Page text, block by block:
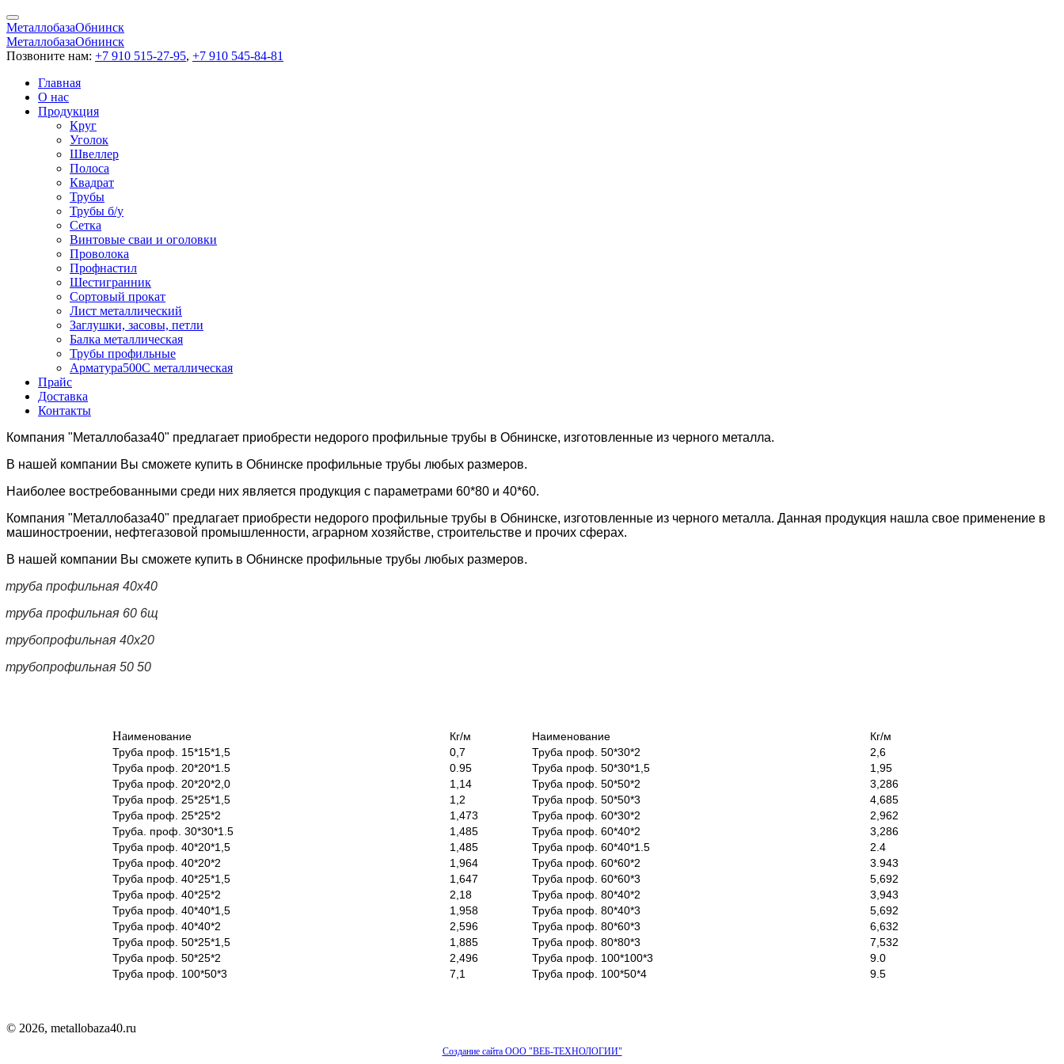
МеталлобазаОбнинск
МеталлобазаОбнинск
Позвоните нам: +7 910 515-27-95, +7 910 545-84-81
Главная
О нас
Продукция
Круг
Уголок
Швеллер
Полоса
Квадрат
Трубы
Трубы б/у
Сетка
Винтовые сваи и оголовки
Проволока
Профнастил
Шестигранник
Сортовый прокат
Лист металлический
Заглушки, засовы, петли
Балка металлическая
Трубы профильные
Арматура500С металлическая
Прайс
Доставка
Контакты
Компания "Металлобаза40" предлагает приобрести недорого профильные трубы в Обнинске, изготовленные из черного металла.
В нашей компании Вы сможете купить в Обнинске профильные трубы любых размеров.
Наиболее востребованными среди них является продукция с параметрами 60*80 и 40*60.
Компания "Металлобаза40" предлагает приобрести недорого профильные трубы в Обнинске, изготовленные из черного металла. Данная продукция нашла свое применение в
машиностроении, нефтегазовой промышленности, аграрном хозяйстве, строительстве и прочих сферах.
В нашей компании Вы сможете купить в Обнинске профильные трубы любых размеров.
труба профильная 40х40
труба профильная 60 6щ
трубопрофильная 40x20
трубопрофильная 50 50
Наименование Кг/м Наименование
Кг/м
Труба проф. 15*15*1,5
0,7 Труба проф. 50*30*2
2,6
Труба проф. 20*20*1.5
0.95 Труба проф. 50*30*1,5
1,95
Труба проф. 20*20*2,0
1,14 Труба проф. 50*50*2
3,286
Труба проф. 25*25*1,5
1,2 Труба проф. 50*50*3
4,685
Труба проф. 25*25*2
1,473 Труба проф. 60*30*2
2,962
Труба. проф. 30*30*1.5
1,485 Труба проф. 60*40*2
3,286
Труба проф. 40*20*1,5
1,485 Труба проф. 60*40*1.5
2.4
Труба проф. 40*20*2
1,964 Труба проф. 60*60*2
3.943
Труба проф. 40*25*1,5
1,647 Труба проф. 60*60*3
5,692
Труба проф. 40*25*2
2,18 Труба проф. 80*40*2
3,943
Труба проф. 40*40*1,5
1,958 Труба проф. 80*40*3
5,692
Труба проф. 40*40*2
2,596 Труба проф. 80*60*3
6,632
Труба проф. 50*25*1,5
1,885 Труба проф. 80*80*3
7,532
Труба проф. 50*25*2
2,496 Труба проф. 100*100*3
9.0
Труба проф. 100*50*3
7,1 Труба проф. 100*50*4 9.5
© 2026, metallobaza40.ru
Создание сайта ООО "ВЕБ-ТЕХНОЛОГИИ"